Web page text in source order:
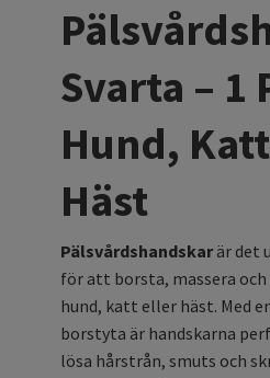
Svarta – 1
Hund,
Häst
Pälsvårdshandskarär det
för att borsta, massera
hund, katt eller häst. Med
borstyta är handskarna
lösa hårstrån, smuts och